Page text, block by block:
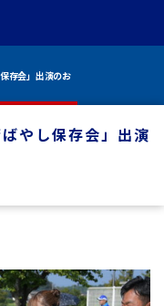
存会」出演のお
やし保存会」出演